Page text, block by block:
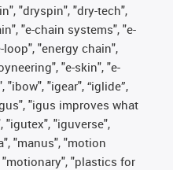
"dryspin", "dry-tech",
"e-chain systems", "e-
loop", "energy chain",
"e-skin", "e-
"ibow", "igear", “iglide”,
"igus improves what
"igutex", "iguverse",
"manus", "motion
"plastics for